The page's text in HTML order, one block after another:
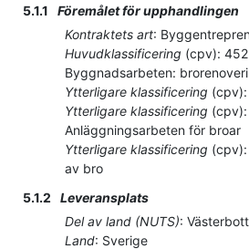
5.1.1
Föremålet för upphandlingen
Kontraktets art:
Huvudklassificering (cpv):
Byggnadsarbeten:
Ytterligare klassificering (cpv):
Ytterligare klassificering (cpv):
Anläggningsarbeten för broar
Ytterligare klassificering (cpv):
av bro
5.1.2
Leveransplats
Del av land (NUTS):
Land: Sverige